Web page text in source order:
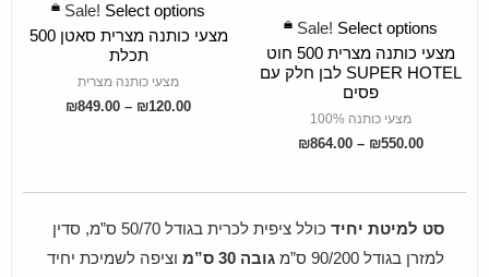
Sale! Select options
מצעי כותנה מצרית 500 חוט
SUPER HOTEL לבן חלק עם
פסים
מצעי כותנה 100%
₪550.00
–
₪864.00
SELECT OPTIONS
Sale! Select options
מצעי כותנה מצרית סאטן 500
תכלת
מצעי כותנה מצרית
₪120.00
–
₪849.00
סט למיטת יחיד
כולל ציפית לכרית בגודל 50/70 ס”מ, סדין
למזרן בגודל 90/200 ס”מ
גובה 30 ס”מ
וציפה לשמיכת יחיד